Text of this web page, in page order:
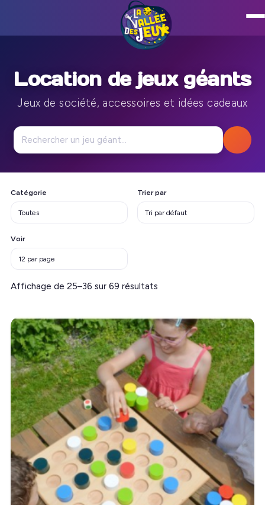
Location de jeux géants
Jeux de société, accessoires et idées cadeaux
Catégorie Trier par
Voir
Affichage de 25–36 sur 69 résultatsTrié
croissant